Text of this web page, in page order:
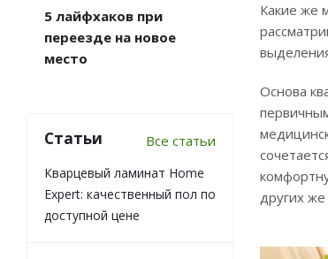
Какие же
Основа
других
5 лайфхаков при
переезде на новое
место
Статьи Все статьи
Кварцевый ламинат Home
Expert: качественный пол по
доступной цене